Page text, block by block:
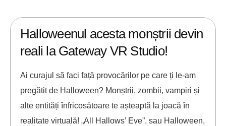
Halloweenul acesta monștrii devin
reali la Gateway VR Studio!
Ai curajul să faci față provocărilor pe care ți le-am
pregătit de Halloween? Monștrii, zombii, vampiri și
alte entități înfricosătoare te așteaptă la joacă în
realitate virtuală! „All Hallows’ Eve”, sau Halloween,